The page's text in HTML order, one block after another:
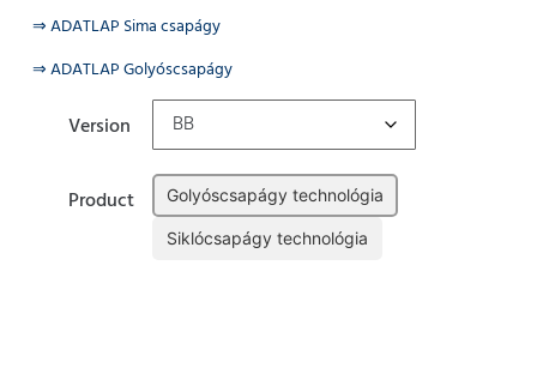
⇒ ADATLAP Sima csapágy
⇒ ADATLAP Golyóscsapágy
Version
Product Golyóscsapágy technológia
Siklócsapágy technológia